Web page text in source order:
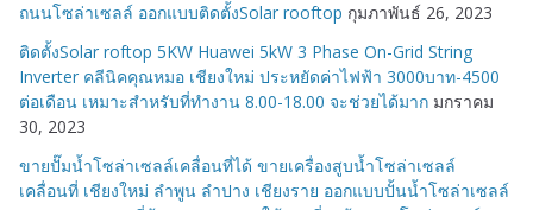
ถนนโซล่าเซลล์ ออกแบบติดตั้งSolar rooftop กุมภาพันธ์ 26, 2023
ติดตั้งSolar roftop 5KW Huawei 5kW 3 Phase On-Grid String
Inverter คลีนิคคุณหมอ เชียงใหม่ ประหยัดค่าไฟฟ้า 3000บาท-4500
ต่อเดือน เหมาะสำหรับที่ทำงาน 8.00-18.00 จะช่วยได้มาก มกราคม
30, 2023
ขายปั๊มน้ำโซล่าเซลล์เคลื่อนที่ได้ ขายเครื่องสูบน้ำโซล่าเซลล์
เคลื่อนที่ เชียงใหม่ ลำพูน ลำปาง เชียงราย ออกแบบปั้นน้ำโซล่าเซลล์